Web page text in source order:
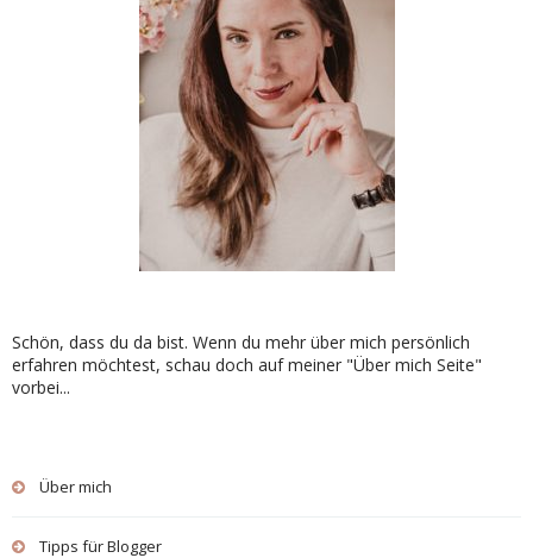
Schön, dass du da bist. Wenn du mehr über mich persönlich
erfahren möchtest, schau doch auf meiner "Über mich Seite"
vorbei...
Über mich
Tipps für Blogger